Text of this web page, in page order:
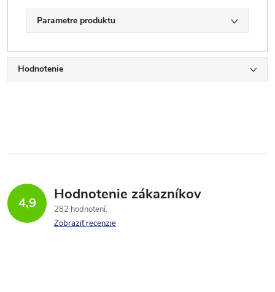
Parametre produktu
Hodnotenie
4,9 Hodnotenie zákazníkov
282 hodnotení
Zobraziť recenzie